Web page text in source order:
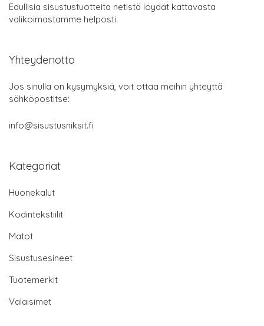
Edullisia sisustustuotteita netistä löydät kattavasta
valikoimastamme helposti.
Yhteydenotto
Jos sinulla on kysymyksiä, voit ottaa meihin yhteyttä
sähköpostitse:
info@sisustusniksit.fi
Kategoriat
Huonekalut
Kodintekstiilit
Matot
Sisustusesineet
Tuotemerkit
Valaisimet